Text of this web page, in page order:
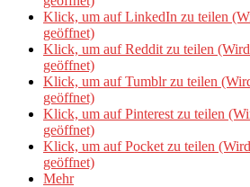
Klick, um auf LinkedIn zu teilen
geöffnet)
Klick, um auf Reddit zu teilen
geöffnet)
Klick, um auf Tumblr zu teilen
geöffnet)
Klick, um auf Pinterest zu teilen
geöffnet)
Klick, um auf Pocket zu teilen
geöffnet)
Mehr